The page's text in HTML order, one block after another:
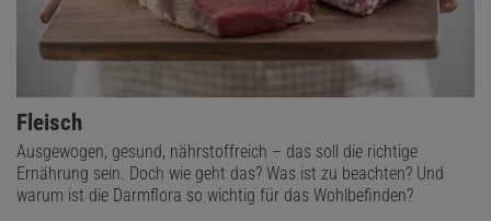
Fleisch
Ausgewogen, gesund, nährstoffreich – das soll die richtige
Ernährung sein. Doch wie geht das? Was ist zu beachten? Und
warum ist die Darmflora so wichtig für das Wohlbefinden?